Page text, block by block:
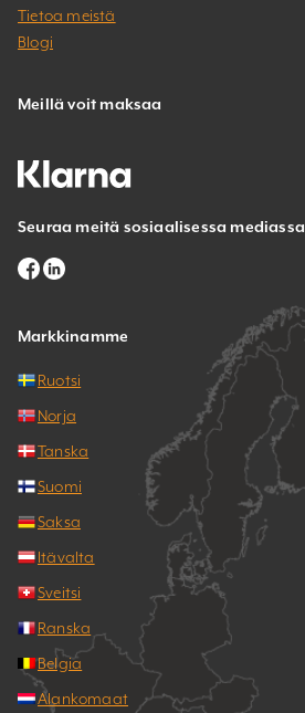
Tietoa meistä
Blogi
Meillä voit maksaa
Seuraa meitä sosiaalisessa mediassa
Markkinamme
Ruotsi
Norja
Tanska
Suomi
Saksa
Itävalta
Sveitsi
Ranska
Belgia
Alankomaat